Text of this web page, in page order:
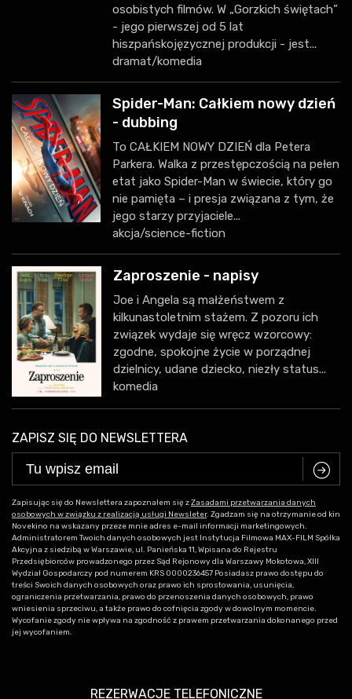
osobistych filmów. W „Gorzkich świętach”
- jego pierwszej od 5 lat
hiszpańskojęzycznej produkcji - jest...
dramat/komedia
Spider-Man: Całkiem nowy dzień
- dubbing
To CAŁKIEM NOWY DZIEŃ dla Petera
Parkera. Walka z przestępczością na pełen
etat jako Spider-Man w świecie, który go
nie pamięta – i presja związana z tym, że
jego starzy przyjaciele...
akcja/science-fiction
Zaproszenie - napisy
Joe i Angela są małżeństwem z
kilkunastoletnim stażem. Z pozoru ich
związek wydaje się wręcz wzorcowy:
zgodne, spokojne życie w porządnej
dzielnicy, udane dziecko, niezły status...
komedia
ZAPISZ SIĘ DO NEWSLETTERA
C
Zapisując się do Newslettera zapoznałem się zZasadami przetwarzania danych
osobowych w związku z realizacją usługi Newsleter. Zgadzam się na otrzymanie od kin
Novekino na wskazany przeze mnie adres e-mail informacji marketingowych.
Administratorem Twoich danych osobowych jest Instytucja Filmowa MAX-FILM Spółka
Akcyjna z siedzibą w Warszawie, ul. Panieńska 11, Wpisana do Rejestru
Przedsiębiorców prowadzonego przez Sąd Rejonowy dla Warszawy Mokotowa, XIII
Wydział Gospodarczy pod numerem KRS 0000236457 Posiadasz prawo dostępu do
treści Swoich danych osobowych oraz prawo ich sprostowania, usunięcia,
ograniczenia przetwarzania, prawo do przenoszenia danych osobowych, prawo
wniesienia sprzeciwu, a także prawo do cofnięcia zgody w dowolnym momencie.
Wycofanie zgody nie wpływa na zgodność z prawem przetwarzania dokonanego przed
jej wycofaniem.
REZERWACJE TELEFONICZNE